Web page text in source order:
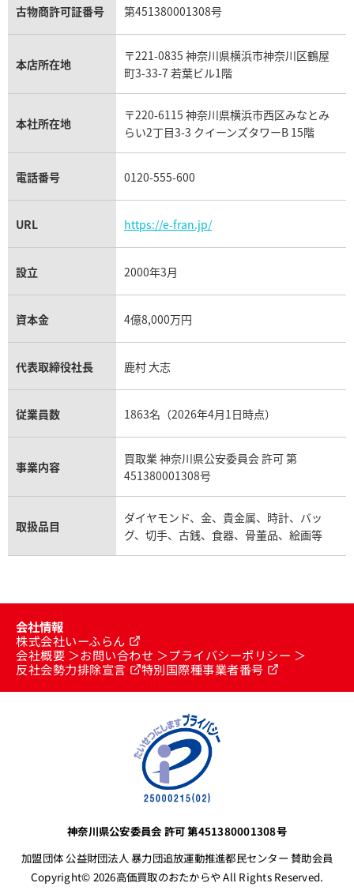
アクアマリン買取
オメガ買取
カルティエ買取
フランク ミュラー買取
リシャール・ミル買取
パネライ買取
チューダー（チュードル）買取
プラダ買取
モーブッサン買取
古物商許可証番号 第451380001308号
本店所在地
〒221-0835 神奈川県横浜市神奈川区鶴屋
町3-33-7 若葉ビル1階
本社所在地
〒220-6115 神奈川県横浜市西区みなとみ
らい2丁目3-3 クイーンズタワーB 15階
電話番号 0120-555-600
URL https://e-fran.jp/
設立 2000年3月
資本金 4億8,000万円
代表取締役社長 鹿村 大志
従業員数 1863名（2026年4月1日時点）
事業内容
買取業 神奈川県公安委員会 許可 第
451380001308号
取扱品目
ダイヤモンド、金、貴金属、時計、バッ
グ、切手、古銭、食器、骨董品、絵画等
会社情報
株式会社いーふらん
会社概要
お問い合わせ
プライバシーポリシー
反社会勢力排除宣言
特別国際種事業者番号
神奈川県公安委員会 許可 第451380001308号
加盟団体 公益財団法人 暴力団追放運動推進都民センター 賛助会員
Copyright© 2026高価買取のおたからや All Rights Reserved.